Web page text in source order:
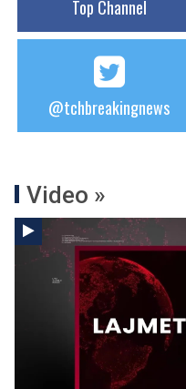
Top Channel
@tchbreakingnews
Video »